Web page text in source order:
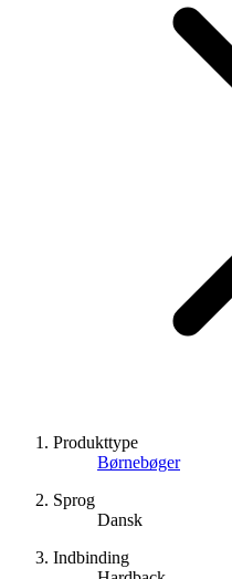
Produkttype
Børnebøger
Sprog
Dansk
Indbinding